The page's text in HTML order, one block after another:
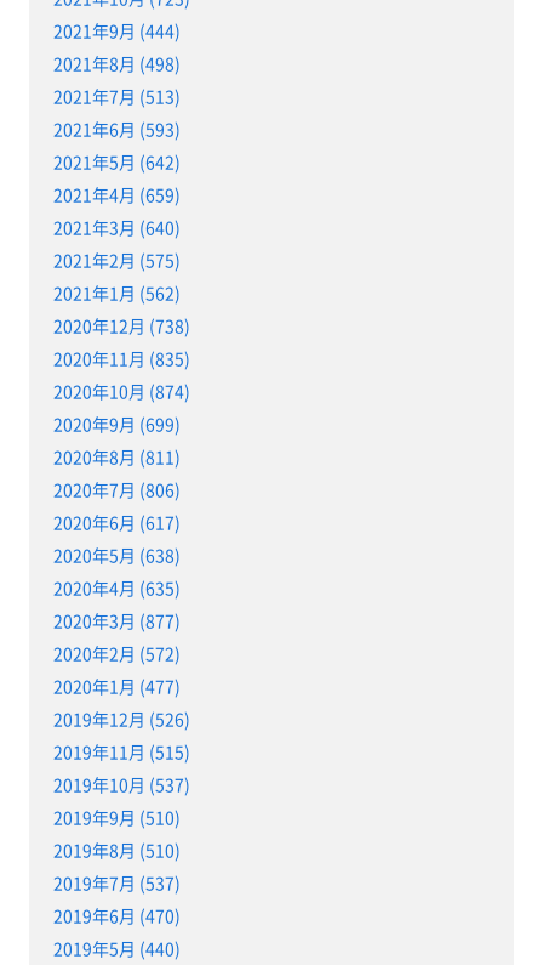
2021年9月 (444)
2021年8月 (498)
2021年7月 (513)
2021年6月 (593)
2021年5月 (642)
2021年4月 (659)
2021年3月 (640)
2021年2月 (575)
2021年1月 (562)
2020年12月 (738)
2020年11月 (835)
2020年10月 (874)
2020年9月 (699)
2020年8月 (811)
2020年7月 (806)
2020年6月 (617)
2020年5月 (638)
2020年4月 (635)
2020年3月 (877)
2020年2月 (572)
2020年1月 (477)
2019年12月 (526)
2019年11月 (515)
2019年10月 (537)
2019年9月 (510)
2019年8月 (510)
2019年7月 (537)
2019年6月 (470)
2019年5月 (440)